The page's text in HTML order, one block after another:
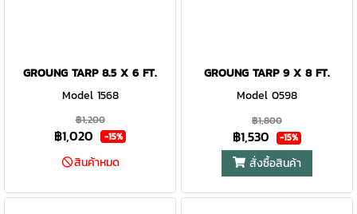
GROUNG TARP 8.5 X 6 FT.
Model 1568
฿1,200
฿1,020 -15%
สินค้าหมด
GROUNG TARP 9 X 8 FT.
Model 0598
฿1,800
฿1,530 -15%
สั่งซื้อสินค้า